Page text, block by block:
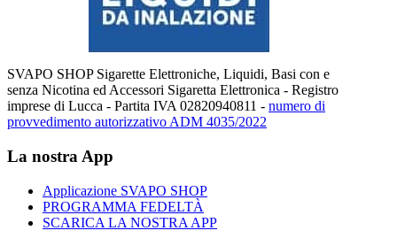
SVAPO SHOP Sigarette Elettroniche, Liquidi, Basi con e
senza Nicotina ed Accessori Sigaretta Elettronica - Registro
imprese di Lucca - Partita IVA 02820940811 - numero di
provvedimento autorizzativo ADM 4035/2022
La nostra App
Applicazione SVAPO SHOP
PROGRAMMA FEDELTÀ
SCARICA LA NOSTRA APP